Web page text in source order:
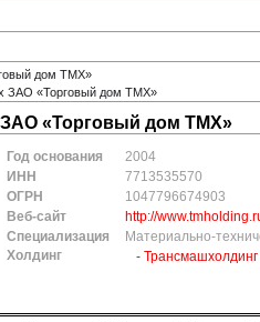
дом ТМХ»
ЗАО «Торговый дом ТМХ»
«Торговый дом ТМХ»
Год основания
2004
ИНН
7713535570
ОГРН
1047796674903
Веб-сайт
http://
Специализация
Материально-
Холдинг
- Трансмашхолдинг